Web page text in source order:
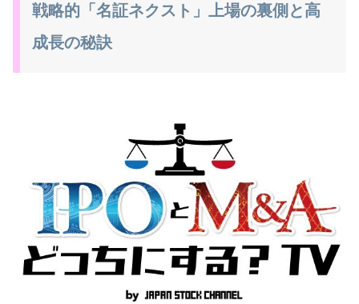
戦略的「名証ネクスト」上場の裏側と高
成長の秘訣